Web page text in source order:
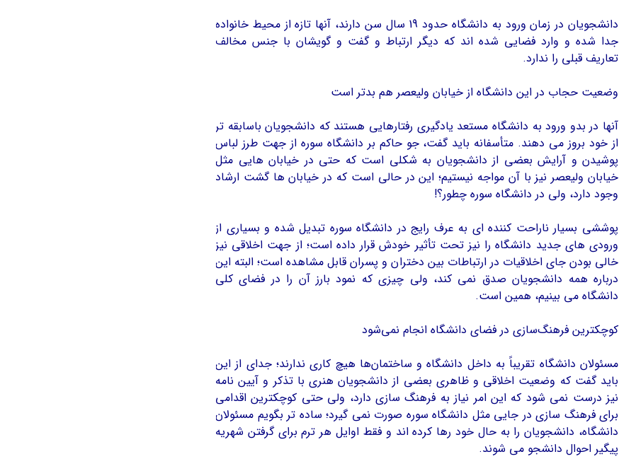
دانشجويان در زمان ورود به دانشگاه حدود 19 سال سن دارند، آنها تازه از محیط خانواده
جدا شده و وارد فضایی شده اند که دیگر ارتباط و گفت و گویشان با جنس مخالف
تعاریف قبلی را ندارد.
وضعيت حجاب در اين دانشگاه از خيابان وليعصر هم بدتر است
آنها در بدو ورود به دانشگاه مستعد یادگیری رفتارهايی هستند که دانشجویان باسابقه تر
از خود بروز می دهند. متأسفانه باید گفت، جو حاکم بر دانشگاه سوره از جهت طرز لباس
پوشیدن و آرایش بعضی از دانشجویان به شکلی است که حتی در خیابان هایی مثل
خیابان ولیعصر نیز با آن مواجه نیستیم؛ اين در حالي است كه در خیابان ها گشت ارشاد
وجود دارد، ولی در دانشگاه سوره چطور؟!
پوششی بسیار ناراحت کننده اي به عرف رایج در دانشگاه سوره تبديل شده و بسیاری از
ورودی های جدید دانشگاه را نیز تحت تأثیر خودش قرار داده است؛ از جهت اخلاقی نیز
خالی بودن جای اخلاقیات در ارتباطات بین دختران و پسران قابل مشاهده است؛ البته این
درباره همه دانشجويان صدق نمی کند، ولی چیزی که نمود بارز آن را در فضای کلی
دانشگاه می بینیم، همین است.
كوچكترين فرهنگ‌سازي در فضاي دانشگاه انجام نمي‌شود
مسئولان دانشگاه تقریباً به داخل دانشگاه و ساختمان‌ها هیچ کاری ندارند؛ جدای از این
باید گفت که وضعیت اخلاقی و ظاهری بعضی از دانشجویان هنری با تذکر و آيین نامه
نيز درست نمی شود كه اين امر نیاز به فرهنگ سازی دارد، ولی حتی کوچکترین اقدامی
برای فرهنگ سازی در جایی مثل دانشگاه سوره صورت نمی گیرد؛ ساده تر بگویم مسئولان
دانشگاه، دانشجویان را به حال خود رها کرده اند و فقط اوایل هر ترم برای گرفتن شهریه
پیگیر احوال دانشجو می شوند.